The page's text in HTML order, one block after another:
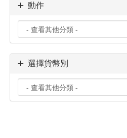
動作
選擇貨幣別